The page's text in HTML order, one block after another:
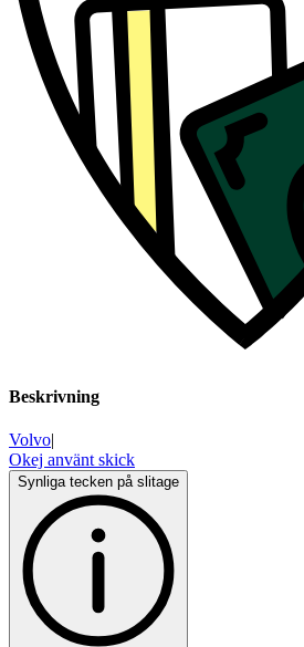
Beskrivning
Volvo|
Okej använt skick
Synliga tecken på slitage